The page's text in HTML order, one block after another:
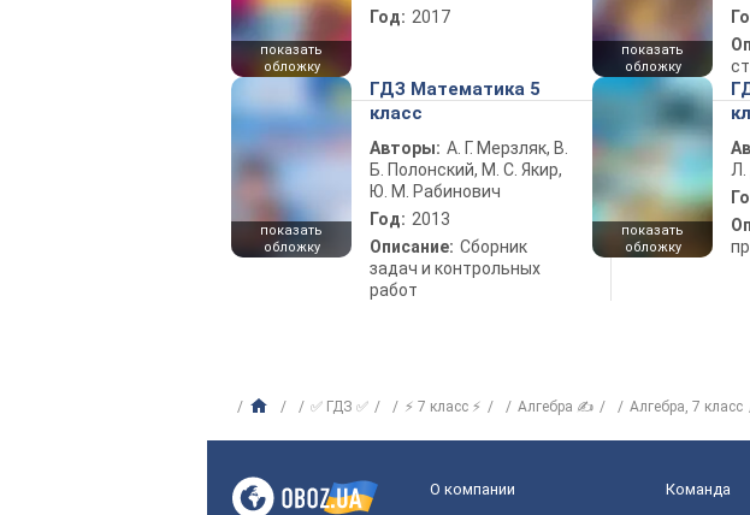
показать
обложку
Год: 2017
показать
обложку
показать
обложку
ГДЗ Математика 5
класс
Авторы: А. Г. Мерзляк, В.
Б. Полонский, М. С. Якир,
Ю. М. Рабинович
Год: 2013
Описание: Сборник
задач и контрольных
работ
показать
обложку
Л.
✅ ГДЗ ✅ ⚡ 7 класс ⚡ Алгебра ✍ Алгебра, 7 класс
О компании Команда